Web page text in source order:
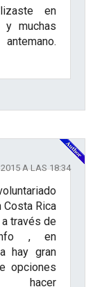
en
y muchas
A LAS 18:34
Costa Rica
través de
, en
hay gran
opciones